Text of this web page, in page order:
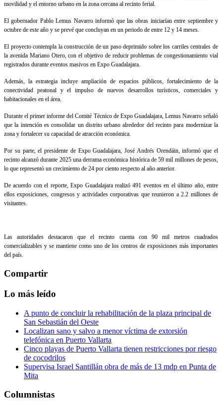
movilidad y el entorno urbano en la zona cercana al recinto ferial.
El gobernador Pablo Lemus Navarro informó que las obras iniciarían entre septiembre y
octubre de este año y se prevé que concluyan en un periodo de entre 12 y 14 meses.
El proyecto contempla la construcción de un paso deprimido sobre los carriles centrales de
la avenida Mariano Otero, con el objetivo de reducir problemas de congestionamiento vial
registrados durante eventos masivos en Expo Guadalajara.
Además, la estrategia incluye ampliación de espacios públicos, fortalecimiento de la
conectividad peatonal y el impulso de nuevos desarrollos turísticos, comerciales y
habitacionales en el área.
Durante el primer informe del Comité Técnico de Expo Guadalajara, Lemus Navarro señaló
que la intención es consolidar un distrito urbano alrededor del recinto para modernizar la
zona y fortalecer su capacidad de atracción económica.
Por su parte, el presidente de Expo Guadalajara, José Andrés Orendáin, informó que el
recinto alcanzó durante 2025 una derrama económica histórica de 59 mil millones de pesos,
lo que representó un crecimiento de 24 por ciento respecto al año anterior.
De acuerdo con el reporte, Expo Guadalajara realizó 491 eventos en el último año, entre
ellos exposiciones, congresos y actividades corporativas que reunieron a 2.2 millones de
visitantes.
Las autoridades destacaron que el recinto cuenta con 90 mil metros cuadrados
comercializables y se mantiene como uno de los centros de exposiciones más importantes
del país.
Compartir
Lo más leído
A punto de concluir la rehabilitación de la plaza principal de
San Sebastián del Oeste
Localizan sano y salvo a menor víctima de extorsión
telefónica en Puerto Vallarta
Cinco playas de Puerto Vallarta tienen restricciones por riesgo
de cocodrilos
Supervisa Israel Santillán obra de más de 13 mdp en Punta de
Mita
Columnistas